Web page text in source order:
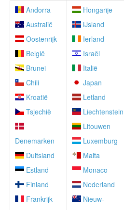
Andorra
Australië
Oostenrijk
België
Brunei
Chili
Kroatië
Tsjechië
Denemarken
Duitsland
Estland
Finland
Frankrijk
Hongarije
IJsland
Ierland
Israël
Italië
Japan
Letland
Liechtenstein
Litouwen
Luxemburg
Malta
Monaco
Nederland
Nieuw-